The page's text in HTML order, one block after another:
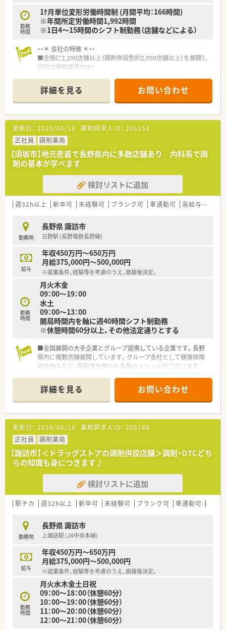
勤務
時間
1ｹ月単位変形労働時間制 (月間平均：166時間)
※年間所定労働時間1,992時間
※1日4～15時間のシフト制勤務（店舗などによる）
・・＊ 会社の特徴 ＊・・
■全国に2,200店舗以上（調剤併設型約2,000店舗以上）を展開し
調剤店舗数業界TOP！
頑張り次第で高給与も可能！
■経験や勤務コースによりますが、経験の少ない方でも500万前
半スタートと業界TOP水準！
■職種や職域に合わせ、豊富な社内研修や外部組織と連携した研
修を用意されています
■薬剤師が中心の会社だからこそ活躍できるキャリアパスが多
種多様に用意されています。
■店舗拡大に伴い、エリアマネジャーや営業部長等のマネジメン
トのポジションも増えます。
■在宅や教育等の専門性を活かせるスペシャリストを目指すこ
とも可能です。
■その他にも、管理部門や商品部門等の本社スタッフなど活動領
域は多種多様です。
■在宅実施店舗は年々増加しており、在宅医療へもしっかりと関
■育児休暇は3歳まで取得が可能で、時短制度は小学5年生まで
時短勤務ができるよう変更予定です。
■年間休日が120日とワークライフバランスが整っています
■日用品から常備薬まで、従業員割引制度など嬉しいメリットも
たくさんあります！
詳細を見る お問い合わせ
更新日： 2026/06/19 薬剤師求人ID： 206153
正社員
調剤薬局
【須坂市】地元密着で長野県内に多数店舗あり 内科系で調
剤の基本が学べます
検討リストに追加
週32h以上 新卒可 未経験可 ブランク可 車通勤可 高給与(600万円以上)
勤務地
長野県 諏訪市
日野駅 (長野電鉄長野線)
給与
年収450万円～650万円
月給375,000円～500,000円
※就業条件、経験等を考慮のうえ、面接後決定。
勤務
時間
月火木金
09：00～19：00
水土
09：00～13：00
開局時間内を軸に週40時間シフト制勤務
※休憩時間60分以上、その他法定通りとする
■全国展開の大手企業とグループ提携している企業です。長野
県内に複数店舗展開しています。グループ会社として健康保険
組合加入など、福利厚生面でも多数のメリットがございます。
予防まで幅広い分野で薬剤師の職能を活かして頂けます。
■常時複数薬剤師の体制で、安心です。
詳細を見る お問い合わせ
更新日： 2026/06/19 薬剤師求人ID： 206146
正社員
調剤薬局
【諏訪市】＜ドラッグストアの調剤併設店舗＞調剤・OTCどち
らの知識も身につきます♪
検討リストに追加
駅チカ 週32h以上 新卒可 未経験可 ブランク可 車通勤可
勤務地
長野県 諏訪市
上諏訪駅 (JR中央本線)
給与
年収450万円～650万円
月給375,000円～500,000円
※就業条件、経験等を考慮のうえ、面接後決定。
勤務
時間
月火水木金土日祝
09：00～18：00（休憩60分）
10：00～19：00（休憩60分）
11：00～20：00（休憩60分）
12：00～21：00（休憩60分）